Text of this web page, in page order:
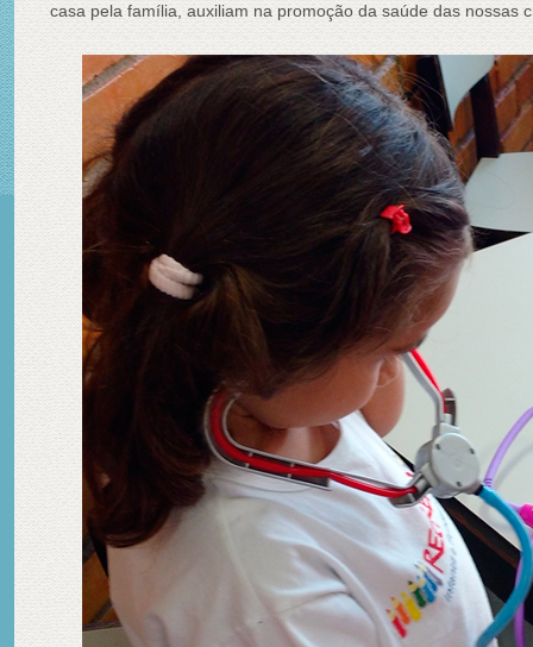
casa pela família, auxiliam na promoção da saúde das nossas